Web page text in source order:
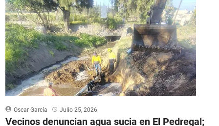
Oscar García Julio 25, 2026
Vecinos denuncian agua sucia en El Pedregal;